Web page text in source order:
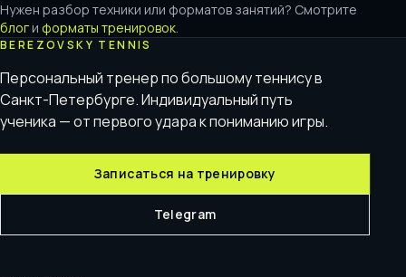
Нужен разбор техники или форматов занятий? Смотрите
блог и форматы тренировок.
BEREZOVSKY TENNIS
Персональный тренер по большому теннису в
Санкт-Петербурге. Индивидуальный путь
ученика — от первого удара к пониманию игры.
Записаться на тренировку
Telegram